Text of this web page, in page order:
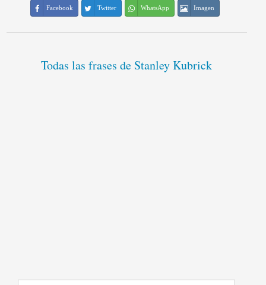
Facebook Twitter WhatsApp Imagen
Todas las frases de Stanley Kubrick